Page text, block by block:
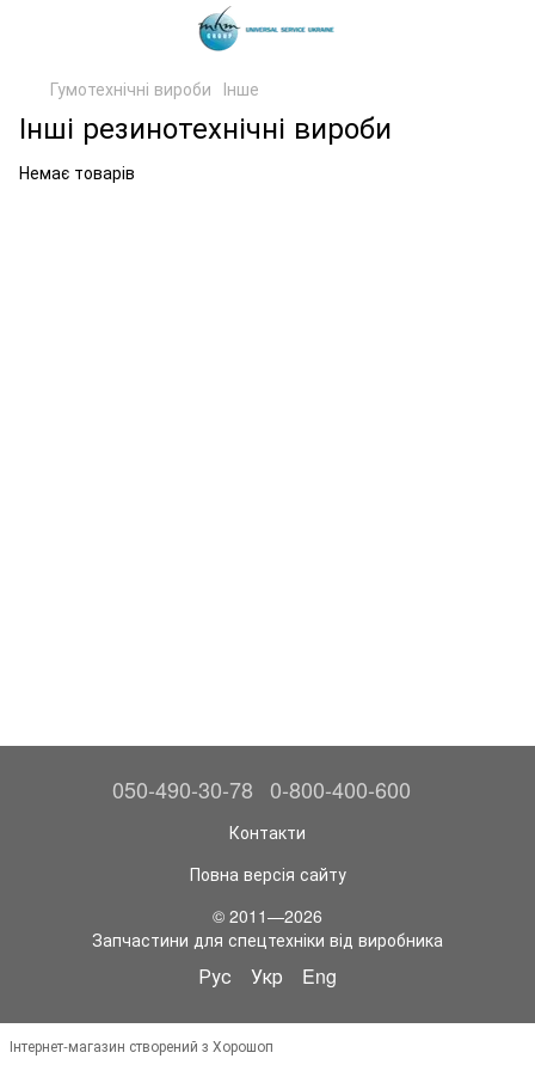
Гумотехнічні вироби Інше
Інші резинотехнічні вироби
Немає товарів
050-490-30-78 0-800-400-600
Контакти
Повна версія сайту
© 2011—2026
Запчастини для спецтехніки від виробника
Рус Укр Eng
Інтернет-магазин створений з Хорошоп